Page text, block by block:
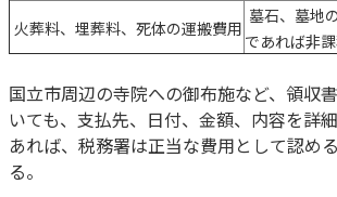
火葬料、埋葬料、死体の運搬費用
墓石、墓地
であれば非課
国立市周辺の寺院への御布施など、領収
いても、支払先、日付、金額、内容を詳
あれば、税務署は正当な費用として認め
る。